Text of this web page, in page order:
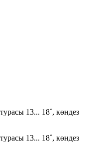
13... 18˚, көндез
13... 18˚, көндез